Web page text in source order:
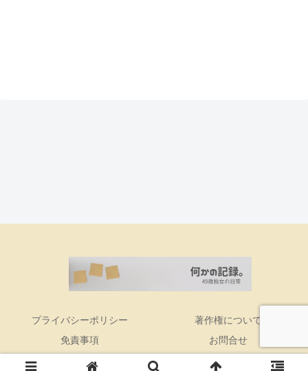
プライバシーポリシー
著作権について
免責事項
お問合せ
Copyright © 2016 何かの記録。 All Rights Reserved.